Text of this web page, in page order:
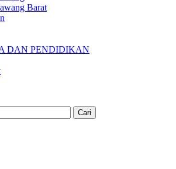
Barat
DAN PENDIDIKAN